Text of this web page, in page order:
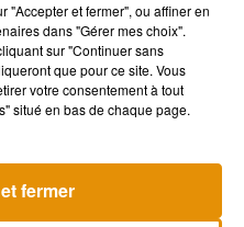
enfin le remix de « Love
avec Kylie Minogue
"Accepter et fermer", ou affiner en
dans "Gérer mes choix".
sur "Continuer sans
que pour ce site. Vous
votre consentement à tout
situé en bas de chaque page.
fermer